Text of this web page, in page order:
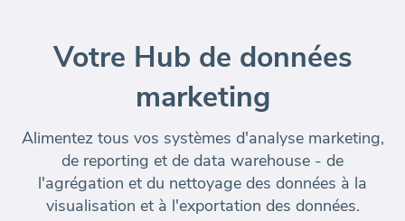
Votre Hub de données
marketing
Alimentez tous vos systèmes d'analyse marketing,
de reporting et de data warehouse - de
l'agrégation et du nettoyage des données à la
visualisation et à l'exportation des données.